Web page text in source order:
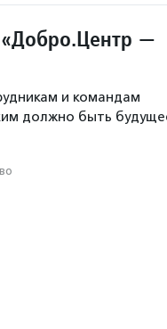
«Добро.Центр —
и командам
должно быть